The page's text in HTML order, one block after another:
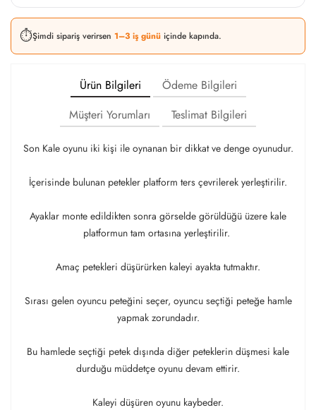
⏱️Şimdi sipariş verirsen 1–3 iş günü içinde kapında.
Ürün Bilgileri
Ödeme Bilgileri
Müşteri Yorumları
Teslimat Bilgileri
Son Kale oyunu iki kişi ile oynanan bir dikkat ve denge oyunudur.
İçerisinde bulunan petekler platform ters çevrilerek yerleştirilir.
Ayaklar monte edildikten sonra görselde görüldüğü üzere kale
platformun tam ortasına yerleştirilir.
Amaç petekleri düşürürken kaleyi ayakta tutmaktır.
Sırası gelen oyuncu peteğini seçer, oyuncu seçtiği peteğe hamle
yapmak zorundadır.
Bu hamlede seçtiği petek dışında diğer peteklerin düşmesi kale
durduğu müddetçe oyunu devam ettirir.
Kaleyi düşüren oyunu kaybeder.